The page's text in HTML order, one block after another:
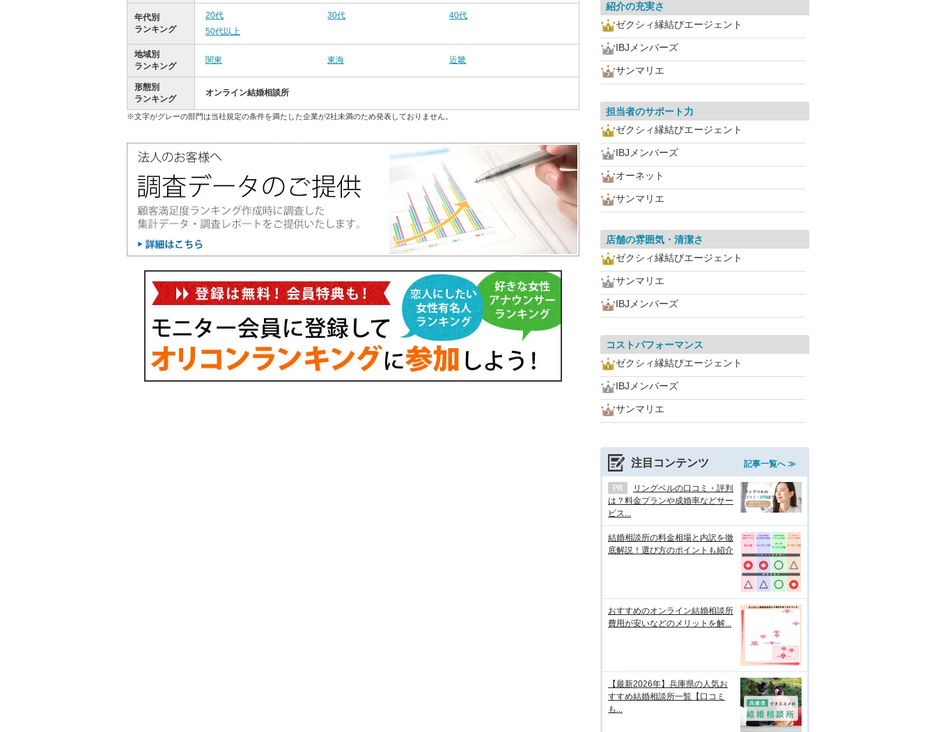
年代別
ランキング
20代 30代
40代
50代以上
地域別
ランキング
関東 東海 近畿
形態別
ランキング
オンライン結婚相談所
※文字がグレーの部門は当社規定の条件を満たした企業が2社未満のため発表しておりません。
紹介の充実さ
ゼクシィ縁結びエージェント
IBJメンバーズ
サンマリエ
担当者のサポート力
ゼクシィ縁結びエージェント
IBJメンバーズ
オーネット
サンマリエ
店舗の雰囲気・清潔さ
ゼクシィ縁結びエージェント
サンマリエ
IBJメンバーズ
コストパフォーマンス
ゼクシィ縁結びエージェント
IBJメンバーズ
サンマリエ
注目コンテンツ 記事一覧へ ≫
リングベルの口コミ・評判
は？料金プランや成婚率などサー
ビス...
結婚相談所の料金相場と内訳を徹
底解説！選び方のポイントも紹介
おすすめのオンライン結婚相談所
費用が安いなどのメリットを解...
【最新2026年】兵庫県の人気お
すすめ結婚相談所一覧【口コミ
も...